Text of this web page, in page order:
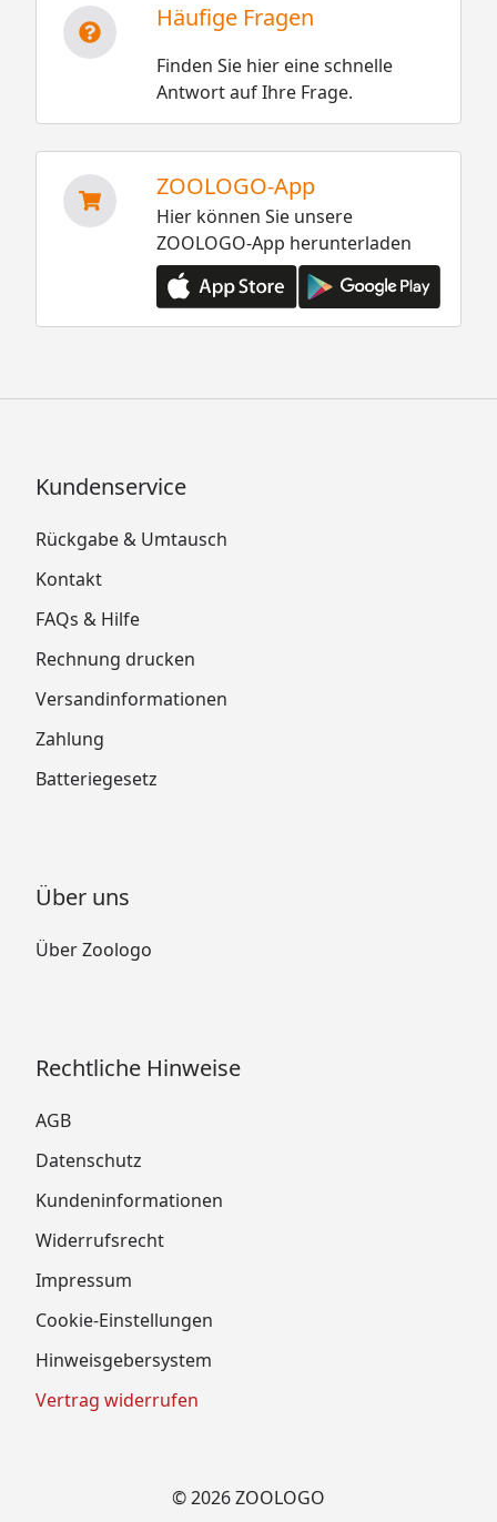
Häufige Fragen
Finden Sie hier eine schnelle
Antwort auf Ihre Frage.
ZOOLOGO-App
Hier können Sie unsere
ZOOLOGO-App herunterladen
Kundenservice
Rückgabe & Umtausch
Kontakt
FAQs & Hilfe
Rechnung drucken
Versandinformationen
Zahlung
Batteriegesetz
Über uns
Über Zoologo
Rechtliche Hinweise
AGB
Datenschutz
Kundeninformationen
Widerrufsrecht
Impressum
Cookie-Einstellungen
Hinweisgebersystem
Vertrag widerrufen
© 2026 ZOOLOGO